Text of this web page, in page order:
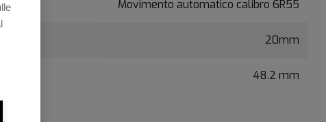
Movimento automatico calibro 6R55
20mm
48.2 mm